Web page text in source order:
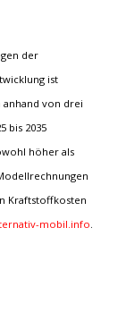
der
ist
anhand von drei
bis 2035
höher als
Kraftstoffkosten
mobil.info